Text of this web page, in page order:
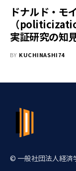
ドナルド・モ
（
実証研究の知
BY KUCHINASHI74
© 一般社団法人経済